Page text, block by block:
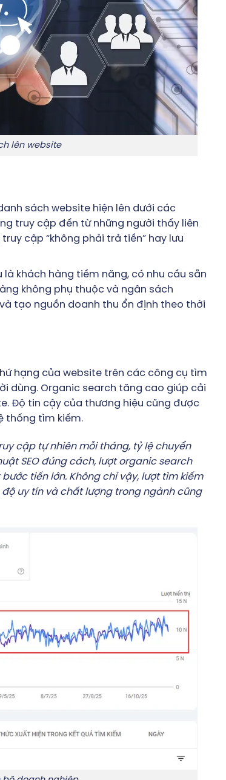
lên website
sách website hiện lên dưới các
truy cập đến từ những người thấy liên
cập “không phải trả tiền” hay lưu
khách hàng tiềm năng, có nhu cầu sẵn
không phụ thuộc và ngân sách
tạo nguồn doanh thu ổn định theo thời
hạng của website trên các công cụ tìm
dùng. Organic search tăng cao giúp cải
Độ tin cậy của thương hiệu cũng được
thống tìm kiếm.
cập tự nhiên mỗi tháng, tỷ lệ chuyển
SEO đúng cách, lượt organic search
tiến lớn. Không chỉ vậy, lượt tìm kiếm
uy tín và chất lượng trong ngành cũng